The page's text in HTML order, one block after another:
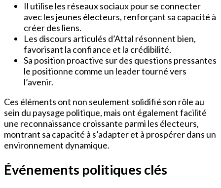
Il utilise les réseaux sociaux pour se connecter
avec les jeunes électeurs, renforçant sa capacité à
créer des liens.
Les discours articulés d’Attal résonnent bien,
favorisant la confiance et la crédibilité.
Sa position proactive sur des questions pressantes
le positionne comme un leader tourné vers
l’avenir.
Ces éléments ont non seulement solidifié son rôle au
sein du paysage politique, mais ont également facilité
une reconnaissance croissante parmi les électeurs,
montrant sa capacité à s’adapter et à prospérer dans un
environnement dynamique.
Événements politiques clés